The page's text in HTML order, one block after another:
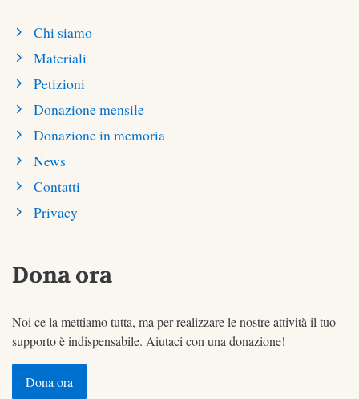
Chi siamo
Materiali
Petizioni
Donazione mensile
Donazione in memoria
News
Contatti
Privacy
Dona ora
Noi ce la mettiamo tutta, ma per realizzare le nostre attività il tuo
supporto è indispensabile. Aiutaci con una donazione!
Dona ora